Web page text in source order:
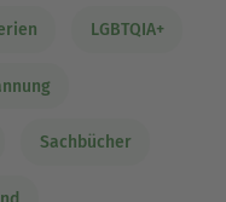
LGBTQIA+
Sachbücher